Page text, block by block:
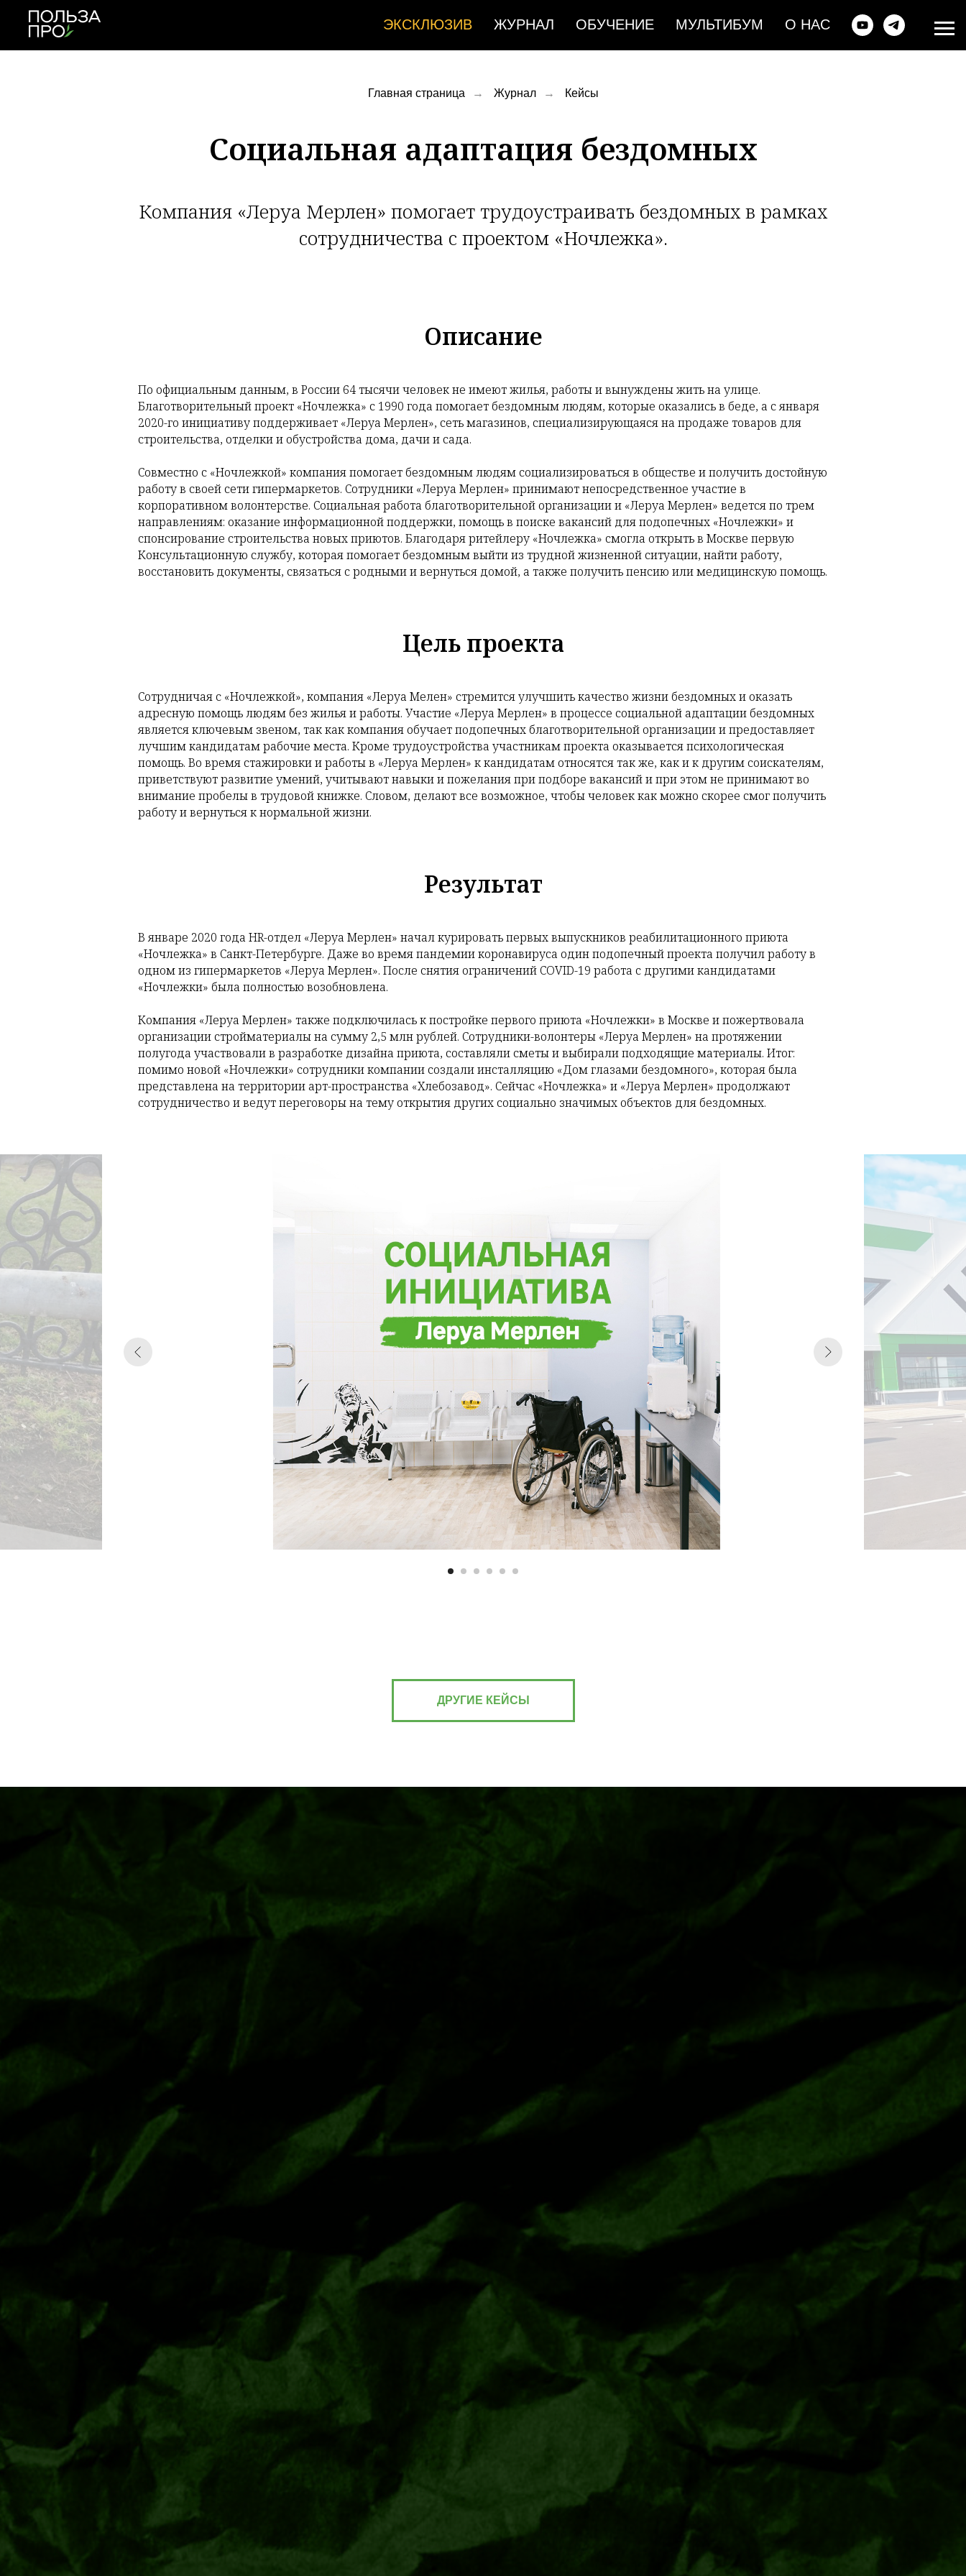
ЭКСКЛЮЗИВ ЖУРНАЛ ОБУЧЕНИЕ МУЛЬТИБУМ О НАС
Главная страница → Журнал → Кейсы
Социальная адаптация бездомных
Компания «Леруа Мерлен» помогает трудоустраивать бездомных в рамках
сотрудничества с проектом «Ночлежка».
Описание
По официальным данным, в России 64 тысячи человек не имеют жилья, работы и вынуждены жить на улице.
Благотворительный проект «Ночлежка» с 1990 года помогает бездомным людям, которые оказались в беде, а с января
2020-го инициативу поддерживает «Леруа Мерлен», сеть магазинов, специализирующаяся на продаже товаров для
строительства, отделки и обустройства дома, дачи и сада.
Совместно с «Ночлежкой» компания помогает бездомным людям социализироваться в обществе и получить достойную
работу в своей сети гипермаркетов. Сотрудники «Леруа Мерлен» принимают непосредственное участие в
корпоративном волонтерстве. Социальная работа благотворительной организации и «Леруа Мерлен» ведется по трем
направлениям: оказание информационной поддержки, помощь в поиске вакансий для подопечных «Ночлежки» и
спонсирование строительства новых приютов. Благодаря ритейлеру «Ночлежка» смогла открыть в Москве первую
Консультационную службу, которая помогает бездомным выйти из трудной жизненной ситуации, найти работу,
восстановить документы, связаться с родными и вернуться домой, а также получить пенсию или медицинскую помощь.
Цель проекта
Сотрудничая с «Ночлежкой», компания «Леруа Мелен» стремится улучшить качество жизни бездомных и оказать
адресную помощь людям без жилья и работы. Участие «Леруа Мерлен» в процессе социальной адаптации бездомных
является ключевым звеном, так как компания обучает подопечных благотворительной организации и предоставляет
лучшим кандидатам рабочие места. Кроме трудоустройства участникам проекта оказывается психологическая
помощь. Во время стажировки и работы в «Леруа Мерлен» к кандидатам относятся так же, как и к другим соискателям,
приветствуют развитие умений, учитывают навыки и пожелания при подборе вакансий и при этом не принимают во
внимание пробелы в трудовой книжке. Словом, делают все возможное, чтобы человек как можно скорее смог получить
работу и вернуться к нормальной жизни.
Результат
В январе 2020 года HR-отдел «Леруа Мерлен» начал курировать первых выпускников реабилитационного приюта
«Ночлежка» в Санкт-Петербурге. Даже во время пандемии коронавируса один подопечный проекта получил работу в
одном из гипермаркетов «Леруа Мерлен». После снятия ограничений COVID-19 работа с другими кандидатами
«Ночлежки» была полностью возобновлена.
Компания «Леруа Мерлен» также подключилась к постройке первого приюта «Ночлежки» в Москве и пожертвовала
организации стройматериалы на сумму 2,5 млн рублей. Сотрудники-волонтеры «Леруа Мерлен» на протяжении
полугода участвовали в разработке дизайна приюта, составляли сметы и выбирали подходящие материалы. Итог:
помимо новой «Ночлежки» сотрудники компании создали инсталляцию «Дом глазами бездомного», которая была
представлена на территории арт-пространства «Хлебозавод». Сейчас «Ночлежка» и «Леруа Мерлен» продолжают
сотрудничество и ведут переговоры на тему открытия других социально значимых объектов для бездомных.
ДРУГИЕ КЕЙСЫ